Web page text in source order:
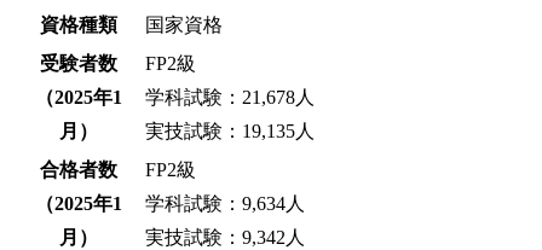
資格種類
国家資格
受験者数
（2025年1
月）
FP2級
学科試験：21,678人
実技試験：19,135人
合格者数
（2025年1
月）
FP2級
学科試験：9,634人
実技試験：9,342人